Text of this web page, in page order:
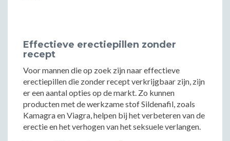
Effectieve erectiepillen zonder
recept
Voor mannen die op zoek zijn naar effectieve
erectiepillen die zonder recept verkrijgbaar zijn, zijn
er een aantal opties op de markt. Zo kunnen
producten met de werkzame stof Sildenafil, zoals
Kamagra en Viagra, helpen bij het verbeteren van de
erectie en het verhogen van het seksuele verlangen.